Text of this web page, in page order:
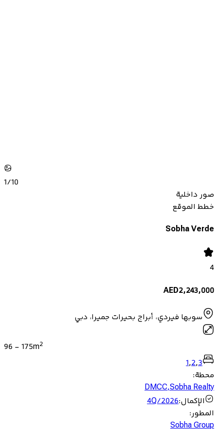
1/10
صور داخلية
خطط الموقع
Sobha Verde
4
AED2,243,000
سوبها فيردي، أبراج بحيرات جميرا، دبي
96 - 175m2
1,2,3
محطة:
DMCC,Sobha Realty
الإكمال:
4Q/2026
المطور:
Sobha Group